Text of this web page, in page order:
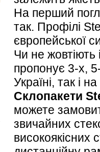
На перший
так. Профілі
європейської
Чи не жовтіють
пропонує 3-х,
Україні, так і
Склопакети
можете
звичайних
високоякісних